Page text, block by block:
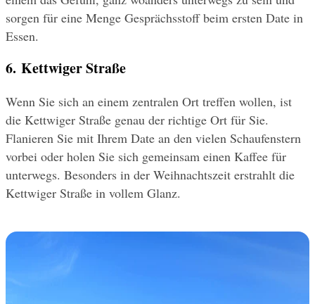
sorgen für eine Menge Gesprächsstoff beim ersten Date in
Essen.
6. Kettwiger Straße
Wenn Sie sich an einem zentralen Ort treffen wollen, ist
die Kettwiger Straße genau der richtige Ort für Sie.
Flanieren Sie mit Ihrem Date an den vielen Schaufenstern
vorbei oder holen Sie sich gemeinsam einen Kaffee für
unterwegs. Besonders in der Weihnachtszeit erstrahlt die
Kettwiger Straße in vollem Glanz.